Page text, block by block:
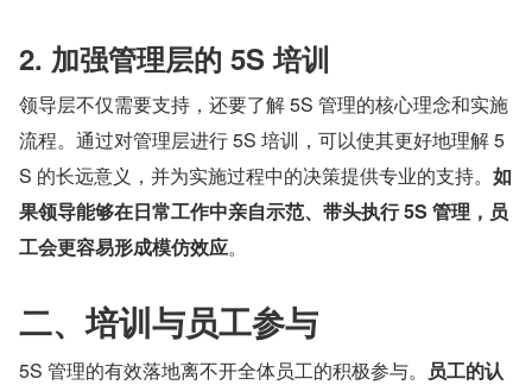
2. 加强管理层的 5S 培训
领导层不仅需要支持，还要了解 5S 管理的核心理念和实施
流程。通过对管理层进行 5S 培训，可以使其更好地理解 5
S 的长远意义，并为实施过程中的决策提供专业的支持。 如
果领导能够在日常工作中亲自示范、带头执行 5S 管理，员
工会更容易形成模仿效应。
二、培训与员工参与
5S 管理的有效落地离不开全体员工的积极参与。
员工的认